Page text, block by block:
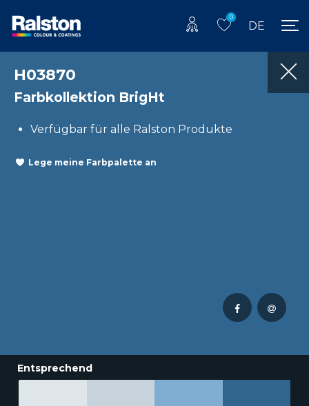
0
DE
H03870
Farbkollektion BrigHt
Verfügbar für alle Ralston Produkte
Lege meine Farbpalette an
Entsprechend